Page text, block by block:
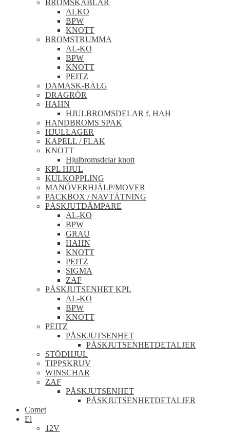
BROMSKABLAR
ALKO
BPW
KNOTT
BROMSTRUMMA
AL-KO
BPW
KNOTT
PEITZ
DAMASK-BÄLG
DRAGRÖR
HAHN
HJULBROMSDELAR f. HAH
HANDBROMS SPAK
HJULLAGER
KAPELL / FLAK
KNOTT
Hjulbromsdelar knott
KPL HJUL
KULKOPPLING
MANÖVERHJÄLP/MOVER
PACKBOX / NAVTÄTNING
PÅSKJUTDÄMPARE
AL-KO
BPW
GRAU
HAHN
KNOTT
PEITZ
SIGMA
ZAF
PÅSKJUTSENHET KPL
AL-KO
BPW
KNOTT
PEITZ
PÅSKJUTSENHET
PÅSKJUTSENHETDETALJER
STÖDHJUL
TIPPSKRUV
WINSCHAR
ZAF
PÅSKJUTSENHET
PÅSKJUTSENHETDETALJER
Comet
El
12V